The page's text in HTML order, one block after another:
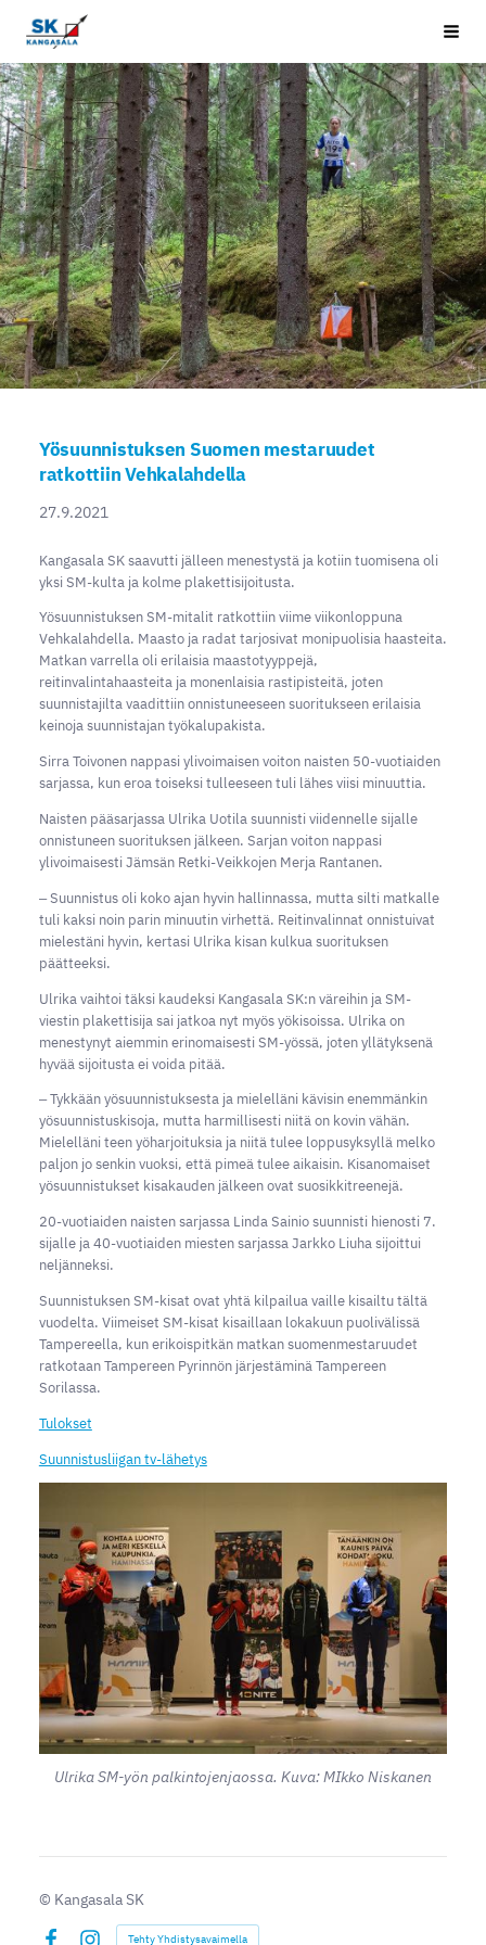
Siirry
sivun
sisältöön
Kangasala SK
Yösuunnistuksen Suomen mestaruudet
ratkottiin Vehkalahdella
27.9.2021
Kangasala SK saavutti jälleen menestystä ja kotiin tuomisena oli
yksi SM-kulta ja kolme plakettisijoitusta.
Yösuunnistuksen SM-mitalit ratkottiin viime viikonloppuna
Vehkalahdella. Maasto ja radat tarjosivat monipuolisia haasteita.
Matkan varrella oli erilaisia maastotyyppejä,
reitinvalintahaasteita ja monenlaisia rastipisteitä, joten
suunnistajilta vaadittiin onnistuneeseen suoritukseen erilaisia
keinoja suunnistajan työkalupakista.
Sirra Toivonen nappasi ylivoimaisen voiton naisten 50-vuotiaiden
sarjassa, kun eroa toiseksi tulleeseen tuli lähes viisi minuuttia.
Naisten pääsarjassa Ulrika Uotila suunnisti viidennelle sijalle
onnistuneen suorituksen jälkeen. Sarjan voiton nappasi
ylivoimaisesti Jämsän Retki-Veikkojen Merja Rantanen.
‒ Suunnistus oli koko ajan hyvin hallinnassa, mutta silti matkalle
tuli kaksi noin parin minuutin virhettä. Reitinvalinnat onnistuivat
mielestäni hyvin, kertasi Ulrika kisan kulkua suorituksen
päätteeksi.
Ulrika vaihtoi täksi kaudeksi Kangasala SK:n väreihin ja SM-
viestin plakettisija sai jatkoa nyt myös yökisoissa. Ulrika on
menestynyt aiemmin erinomaisesti SM-yössä, joten yllätyksenä
hyvää sijoitusta ei voida pitää.
‒ Tykkään yösuunnistuksesta ja mielelläni kävisin enemmänkin
yösuunnistuskisoja, mutta harmillisesti niitä on kovin vähän.
Mielelläni teen yöharjoituksia ja niitä tulee loppusyksyllä melko
paljon jo senkin vuoksi, että pimeä tulee aikaisin. Kisanomaiset
yösuunnistukset kisakauden jälkeen ovat suosikkitreenejä.
20-vuotiaiden naisten sarjassa Linda Sainio suunnisti hienosti 7.
sijalle ja 40-vuotiaiden miesten sarjassa Jarkko Liuha sijoittui
neljänneksi.
Suunnistuksen SM-kisat ovat yhtä kilpailua vaille kisailtu tältä
vuodelta. Viimeiset SM-kisat kisaillaan lokakuun puolivälissä
Tampereella, kun erikoispitkän matkan suomenmestaruudet
ratkotaan Tampereen Pyrinnön järjestäminä Tampereen
Sorilassa.
Tulokset
Suunnistusliigan tv-lähetys
Ulrika SM-yön palkintojenjaossa. Kuva: MIkko Niskanen
© Kangasala SK
Tehty Yhdistysavaimella